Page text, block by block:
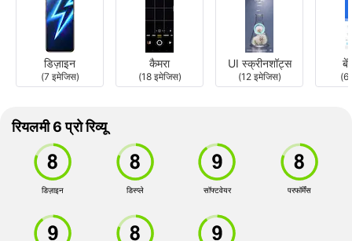
डिज़ाइन
(7 इमेजिस)
कैमरा
(18 इमेजिस)
UI स्क्रीनशॉट्स
(12 इमेजिस) (6
रियलमी 6 प्रो रिव्यू
डिज़ाइन डिस्प्ले सॉफ्टवेयर परफॉर्मेंस